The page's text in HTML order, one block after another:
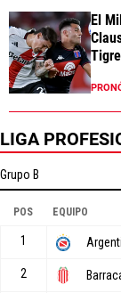
El
LIGA